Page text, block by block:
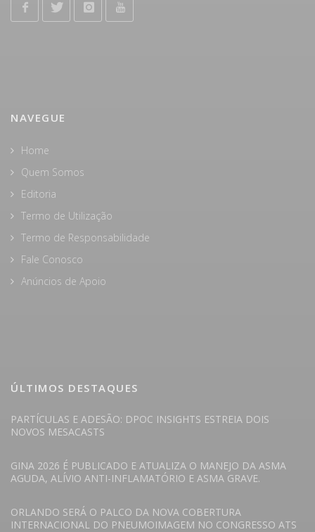
NAVEGUE
Home
Quem Somos
Editoria
Termo de Utilização
Termo de Responsabilidade
Fale Conosco
Anúncios de Apoio
ÚLTIMOS DESTAQUES
PARTÍCULAS E ADESÃO: DPOC INSIGHTS ESTREIA DOIS
NOVOS MESACASTS
GINA 2026 É PUBLICADO E ATUALIZA O MANEJO DA ASMA
AGUDA, ALÍVIO ANTI-INFLAMATÓRIO E ASMA GRAVE.
ORLANDO SERÁ O PALCO DA NOVA COBERTURA
INTERNACIONAL DO PNEUMOIMAGEM NO CONGRESSO ATS